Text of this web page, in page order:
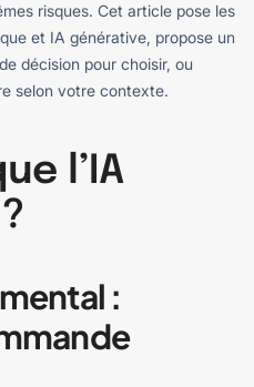
risques. Cet article pose les
et IA générative, propose un
décision pour choisir, ou
selon votre contexte.
l’IA
: